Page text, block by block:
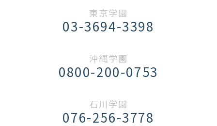
東京学園
03-3694-3398
沖縄学園
0800-200-0753
石川学園
076-256-3778